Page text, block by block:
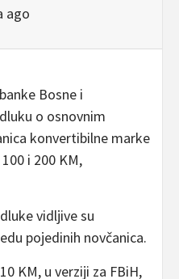
ago
Bosne i
o osnovnim
konvertibilne marke
i 200 KM,
vidljive su
pojedinih novčanica.
KM, u verziji za FBiH,